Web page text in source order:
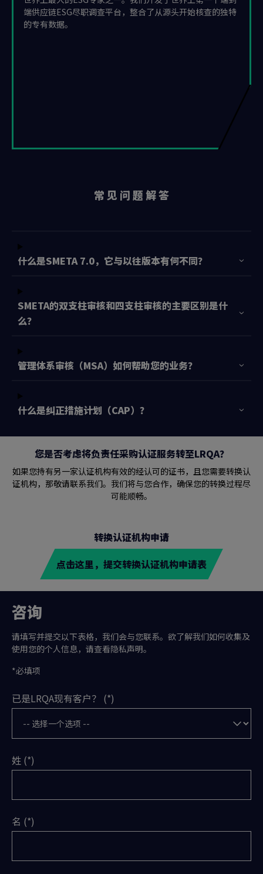
端供应链ESG尽职调查平台，整合了从源头开始核查的独特
的专有数据。
常 见 问 题 解 答
什么是SMETA 7.0，它与以往版本有何不同？
SMETA的双支柱审核和四支柱审核的主要区别是什
么？
管理体系审核（MSA）如何帮助您的业务？
什么是纠正措施计划（CAP）？
您是否考虑将负责任采购认证服务转至LRQA？
如果您持有另一家认证机构有效的经认可的证书，且您需要转换认
证机构，那敬请联系我们。我们将与您合作，确保您的转换过程尽
可能顺畅。
转换认证机构申请
点击这里，提交转换认证机构申请表
咨询
请填写并提交以下表格，我们会与您联系。欲了解我们如何收集及
使用您的个人信息，请查看隐私声明。
*必填项
已是LRQA现有客户？
姓
名